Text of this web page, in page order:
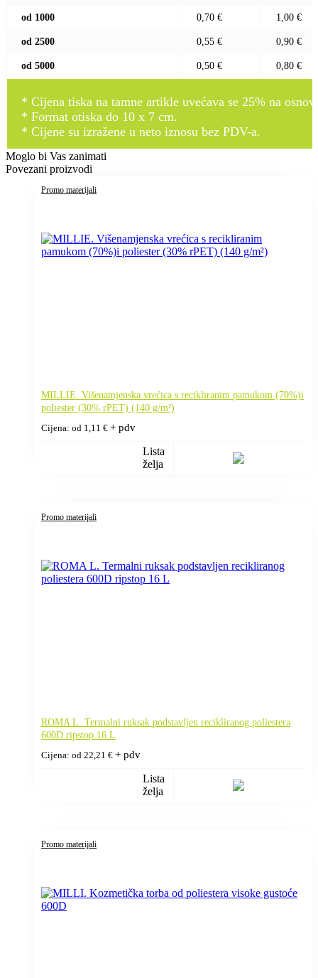
od 1000 0,70 € 1,00 €
od 2500 0,55 € 0,90 €
od 5000 0,50 € 0,80 €
* Cijena tiska na tamne artikle uvećava se 25% na
* Format otiska do 10 x 7 cm.
* Cijene su izražene u neto iznosu bez PDV-a.
Moglo bi Vas zanimati
Povezani proizvodi
Promo materijali
MILLIE. Višenamjenska vrećica s recikliranim pamukom (70%)i
poliester (30% rPET) (140 g/m²)
Cijena: od 1,11 € + pdv
Lista
želja
Promo materijali
ROMA L. Termalni ruksak podstavljen recikliranog poliestera
600D ripstop 16 L
Cijena: od 22,21 € + pdv
Lista
želja
Promo materijali